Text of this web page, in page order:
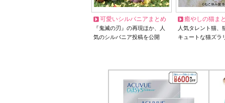
可愛いシルバニアまとめ
『鬼滅の刃』の再現ほか、人
気のシルバニア投稿を公開
癒やしの猫ま
人気タレント猫
キュートな猫ズラ